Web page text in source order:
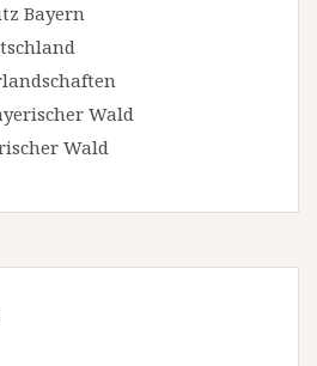
Bayern
Wald
Wald